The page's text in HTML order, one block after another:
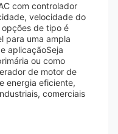
com controlador
velocidade do
de tipo é
para uma ampla
aplicaçãoSeja
ou como
de motor de
energia eficiente,
comerciais